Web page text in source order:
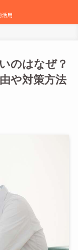
のはなぜ？
や対策方法